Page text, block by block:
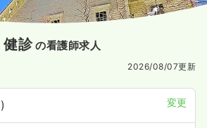
健診 の看護師求人
2026/08/07更新
変更